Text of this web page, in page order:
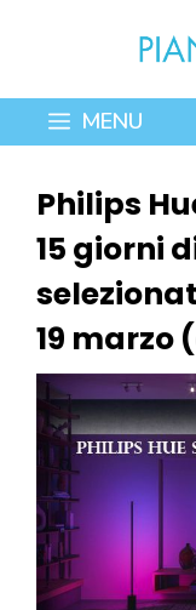
contenuto
MENU
Philips
15 giorni
19